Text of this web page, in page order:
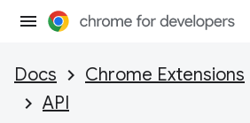
Docs Chrome Extensions
API